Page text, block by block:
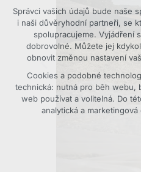
vyhodnocení návštěvnosti
marketingová cookies
Více informací o cookies na
Přijmout všechny
Odmítnout vše
Správci vašich údajů bude naše
i naši důvěryhodní partneři, se
spolupracujeme. Vyjádření
dobrovolné. Můžete jej
obnovit změnou nastavení
Cookies a podobné
technická: nutná pro běh webu,
web používat a volitelná. Do
analytická a marketingová